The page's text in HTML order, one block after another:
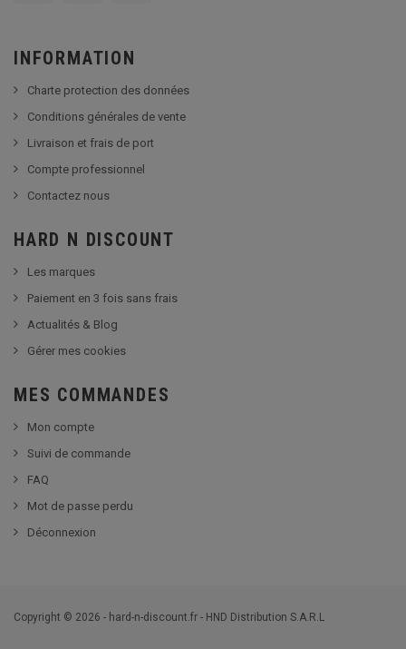
INFORMATION
Charte protection des données
Conditions générales de vente
Livraison et frais de port
Compte professionnel
Contactez nous
HARD N DISCOUNT
Les marques
Paiement en 3 fois sans frais
Actualités & Blog
Gérer mes cookies
MES COMMANDES
Mon compte
Suivi de commande
FAQ
Mot de passe perdu
Déconnexion
Copyright © 2026 - hard-n-discount.fr - HND Distribution S.A.R.L